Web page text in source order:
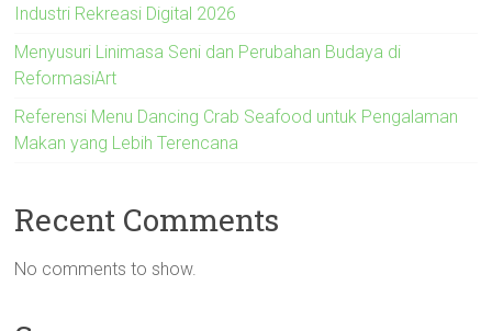
Industri Rekreasi Digital 2026
Menyusuri Linimasa Seni dan Perubahan Budaya di
ReformasiArt
Referensi Menu Dancing Crab Seafood untuk Pengalaman
Makan yang Lebih Terencana
Recent Comments
No comments to show.